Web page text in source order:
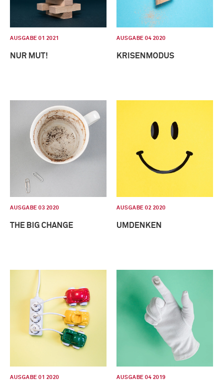
AUSGABE 01 2021
NUR MUT!
AUSGABE 04 2020
KRISENMODUS
AUSGABE 03 2020
THE BIG CHANGE
AUSGABE 02 2020
UMDENKEN
AUSGABE 01 2020 AUSGABE 04 2019